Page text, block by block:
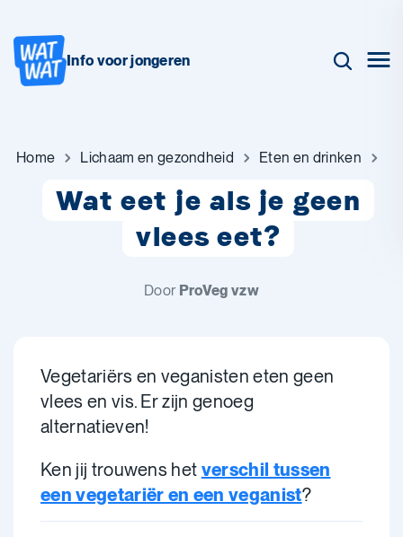
Info voor jongeren
Home Lichaam en gezondheid Eten en drinken
Wat eet je als je geen
vlees eet?
Door ProVeg vzw
Vegetariërs en veganisten eten geen
vlees en vis. Er zijn genoeg
alternatieven!
Ken jij trouwens het verschil tussen
een vegetariër en een veganist?